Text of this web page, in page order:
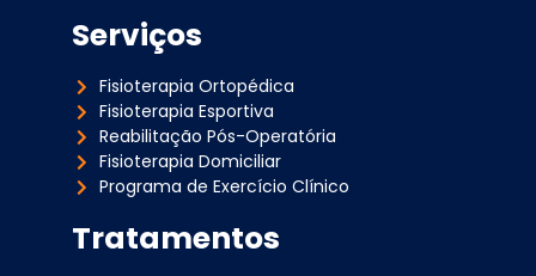
Serviços
Fisioterapia Ortopédica
Fisioterapia Esportiva
Reabilitação Pós-Operatória
Fisioterapia Domiciliar
Programa de Exercício Clínico
Tratamentos